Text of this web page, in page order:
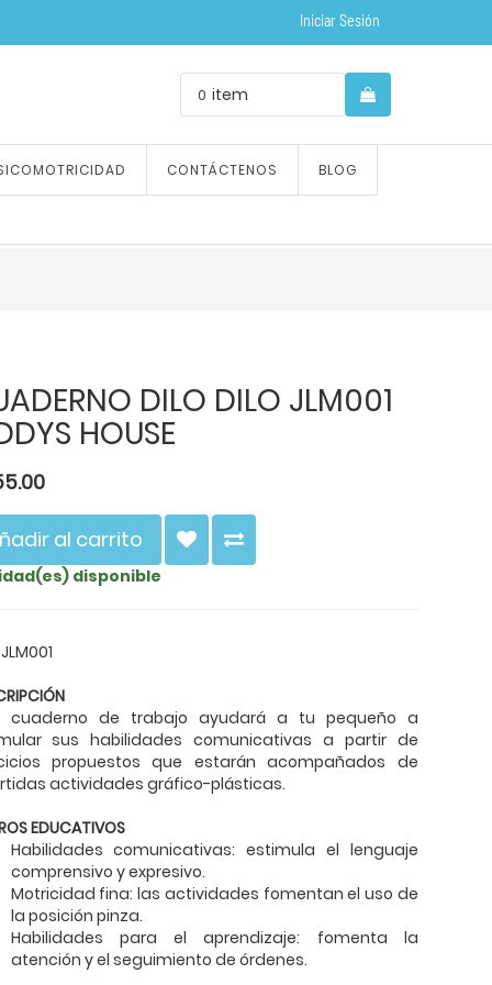
Iniciar Sesión
0 item
CONTÁCTENOS BLOG
DILO DILO JLM001
HOUSE
al carrito
disponible
cuaderno de trabajo ayudará a tu pequeño a
sus habilidades comunicativas a partir de
propuestos que estarán acompañados de
actividades gráfico-plásticas.
EDUCATIVOS
Habilidades comunicativas: estimula el lenguaje
comprensivo y expresivo.
Motricidad fina: las actividades fomentan el uso de
la posición pinza.
Habilidades para el aprendizaje: fomenta la
atención y el seguimiento de órdenes.